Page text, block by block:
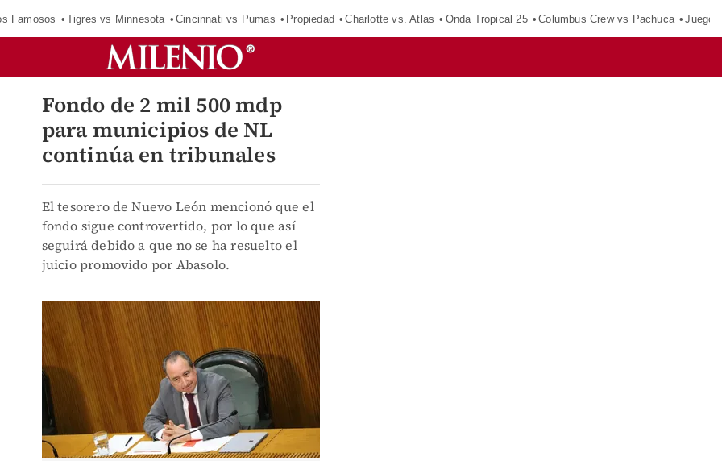
Famosos Tigres vs Minnesota Cincinnati vs Pumas Propiedad Charlotte vs. Atlas Onda Tropical 25 Columbus Crew vs Pachuca
Fondo de 2 mil 500 mdp
para municipios de NL
continúa en tribunales
El tesorero de Nuevo León mencionó que el
fondo sigue controvertido, por lo que así
seguirá debido a que no se ha resuelto el
juicio promovido por Abasolo.